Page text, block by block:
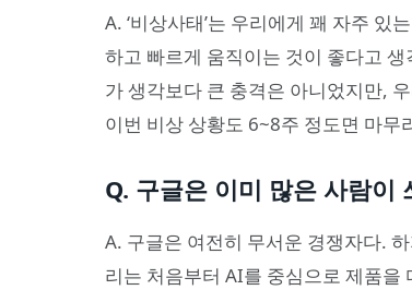
A. ‘비상사태’는 우리에게 꽤 자주
하고 빠르게 움직이는 것이 좋다고 생
가 생각보다 큰 충격은 아니었지만,
이번 비상 상황도 6~8주 정도면 마무
Q. 구글은 이미 많은 사람이
A. 구글은 여전히 무서운 경쟁자다.
리는 처음부터 AI를 중심으로 제품을